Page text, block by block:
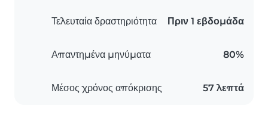
Τελευταία δραστηριότητα Πριν 1 εβδομάδα
Απαντημένα μηνύματα 80%
Μέσος χρόνος απόκρισης 57 λεπτά